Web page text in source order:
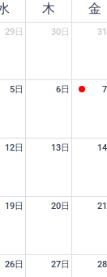
木 金
29日 30日
5日 6日
12日 13日
19日 20日
26日 27日